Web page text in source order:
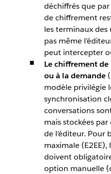
déchiffrés que
de chiffrement
les terminaux des
pas même
peut intercepter
Le chiffrement
ou à la demande
modèle privilégie
synchronisation
conversations
mais stockées
de l’éditeur. Pour
maximale
doivent
option manuelle